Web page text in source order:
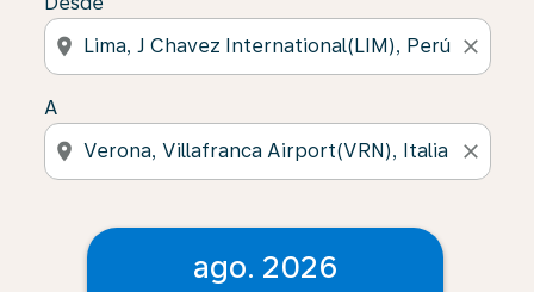
location_on close
A
location_on close
ago. 2026